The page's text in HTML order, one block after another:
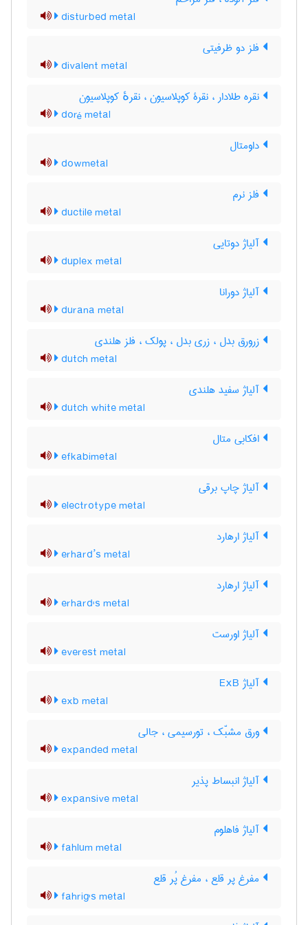
disturbed metal
فلز دو ظرفیتی
divalent metal
نقره طلادار ، نقرۀ کوپلاسیون ، نقرهٔ کوپلاسیون
doré metal
داومتال
dowmetal
فلز نرم
ductile metal
آلیاژ دوتایی
duplex metal
آلیاژ دورانا
durana metal
زرورق بدل ، زری بدل ، پولک ، فلز هلندی
dutch metal
آلیاژ سفید هلندی
dutch white metal
افکابی متال
efkabimetal
آلیاژ چاپ برقی
electrotype metal
آلیاژ ارهارد
erhard’s metal
آلیاژ ارهارد
erhard's metal
آلیاژ اورست
everest metal
آلیاژ ExB
exb metal
ورق مشبّک ، تورسیمی ، جالی
expanded metal
آلیاژ انبساط پذیر
expansive metal
آلیاژ فاهلوم
fahlum metal
مفرغ پر قلع ، مفرغ پُر قلع
fahrig's metal